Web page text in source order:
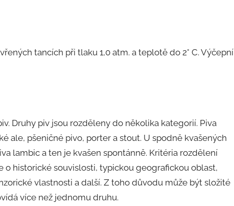
tancích při tlaku 1,0 atm. a teplotě do 2° C. Výčepní
Druhy piv jsou rozděleny do několika kategorií. Piva
ale, pšeničné pivo, porter a stout. U spodně kvašených
lambic a ten je kvašen spontánně. Kritéria rozdělení
historické souvislosti, typickou geografickou oblast,
vlastnosti a další. Z toho důvodu může být složité
více než jednomu druhu.